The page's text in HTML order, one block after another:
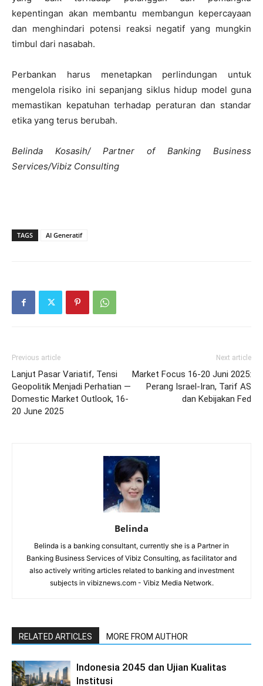
kepentingan akan membantu membangun kepercayaan
dan menghindari potensi reaksi negatif yang mungkin
timbul dari nasabah.
Perbankan harus menetapkan perlindungan untuk
mengelola risiko ini sepanjang siklus hidup model guna
memastikan kepatuhan terhadap peraturan dan standar
etika yang terus berubah.
Belinda Kosasih/ Partner of Banking Business
Services/Vibiz Consulting
TAGS AI Generatif
Previous article
Lanjut Pasar Variatif, Tensi
Geopolitik Menjadi Perhatian —
Domestic Market Outlook, 16-
20 June 2025
Next article
Market Focus 16-20 Juni 2025:
Perang Israel-Iran, Tarif AS
dan Kebijakan Fed
Belinda
Belinda is a banking consultant, currently she is a Partner in
Banking Business Services of Vibiz Consulting, as facilitator and
also actively writing articles related to banking and investment
subjects in vibiznews.com - Vibiz Media Network.
RELATED ARTICLES MORE FROM AUTHOR
Indonesia 2045 dan Ujian Kualitas
Institusi